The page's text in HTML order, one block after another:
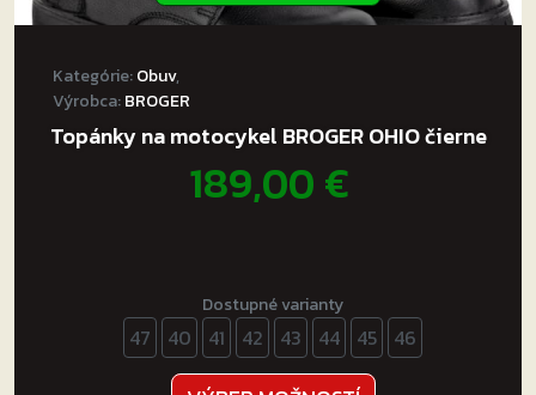
Kategórie:Obuv,
Výrobca:BROGER
Topánky na motocykel BROGER OHIO čierne
189,00€
Dostupné varianty
47 40 41 42 43 44 45 46